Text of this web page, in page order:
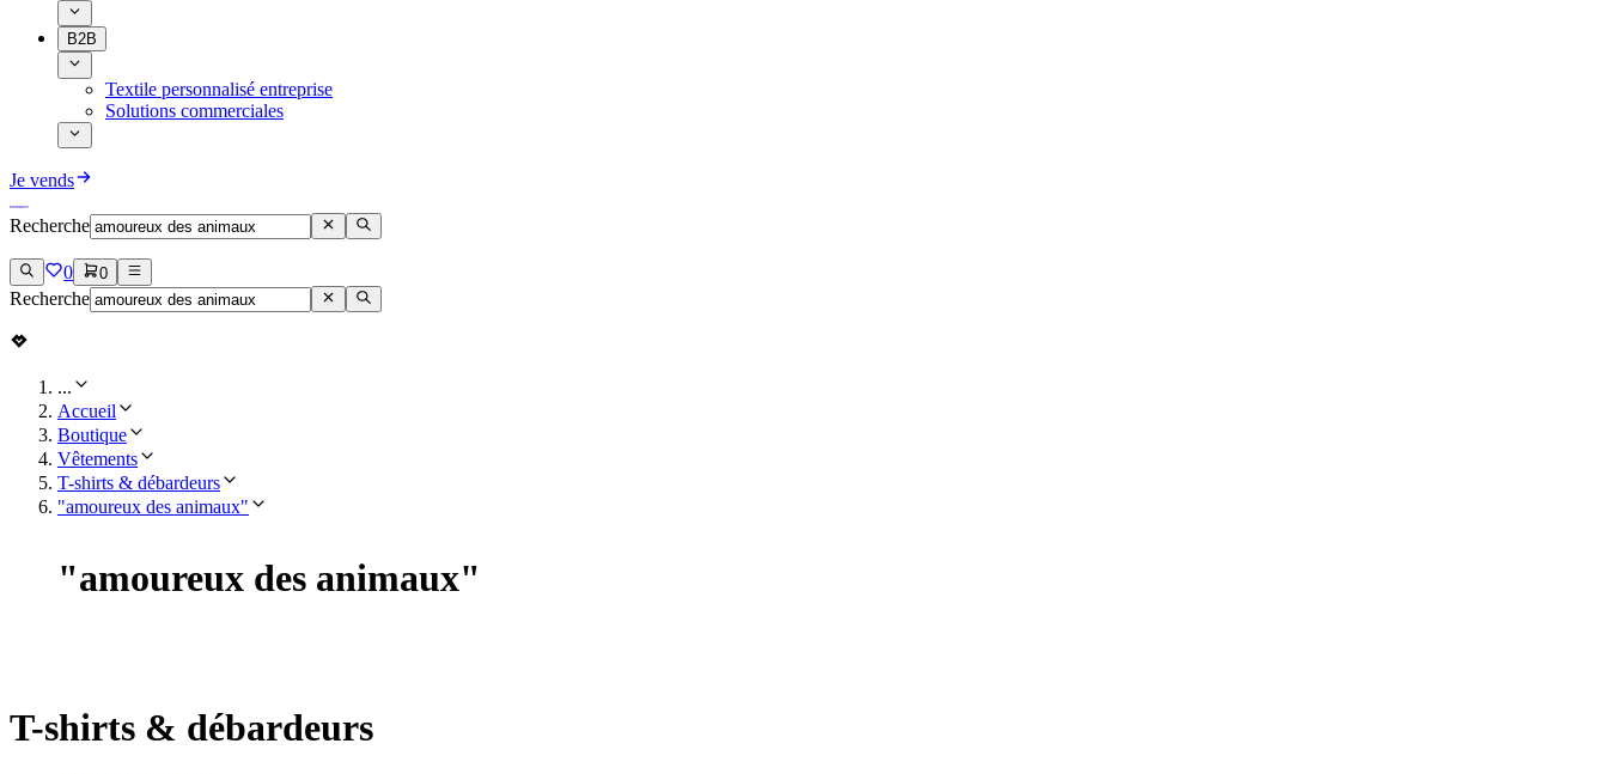
B2B
Textile personnalisé entreprise
Solutions commerciales
Je vends
Recherche
0 0
Recherche
...
Accueil
Boutique
Vêtements
T-shirts & débardeurs
"amoureux des animaux"
"amoureux des animaux"
T-shirts & débardeurs